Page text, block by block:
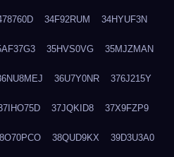
34F92RUM 34HYUF3N
35HVS0VG 35MJZMAN
36U7Y0NR 376J215Y
37JQKID8 37X9FZP9
38QUD9KX 39D3U3A0